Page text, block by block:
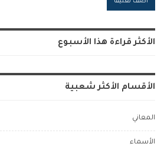
الأكثر قراءة هذا الأسبوع
الأقسام الأكثر شعبية
المعاني
الأسماء